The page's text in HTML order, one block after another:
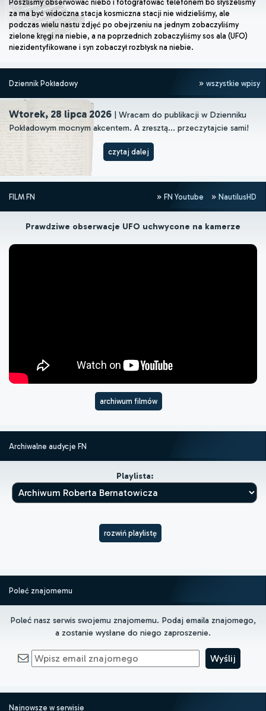
Poszliśmy obserwować niebo i fotografować telefonem bo słyszeliśmy
za ma być widoczna stacja kosmiczna stacji nie widzieliśmy, ale
podczas wielu nastu zdjęć po obejrzeniu na jednym zobaczyliśmy
zielone kręgi na niebie, a na poprzednich zobaczyliśmy sos ala (UFO)
niezidentyfikowane i syn zobaczył rozbłysk na niebie.
Dziennik Pokładowy wszystkie wpisy
Wtorek, 28 lipca 2026 | Wracam do publikacji w Dzienniku
Pokładowym mocnym akcentem. A zresztą... przeczytajcie sami!
czytaj dalej
FILM FN FN Youtube NautilusHD
Prawdziwe obserwacje UFO uchwycone na kamerze
archiwum filmów
Archiwalne audycje FN
Playlista:
rozwiń playlistę
Poleć znajomemu
Poleć nasz serwis swojemu znajomemu. Podaj emaila znajomego,
a zostanie wysłane do niego zaproszenie.
Najnowsze w serwisie